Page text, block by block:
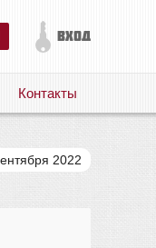
вход
Контакты
2022